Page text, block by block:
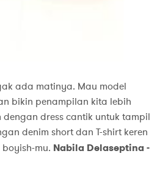
ada matinya. Mau model
bikin penampilan kita lebih
dress cantik untuk tampil
denim short dan T-shirt keren
mu. Nabila Delaseptina -